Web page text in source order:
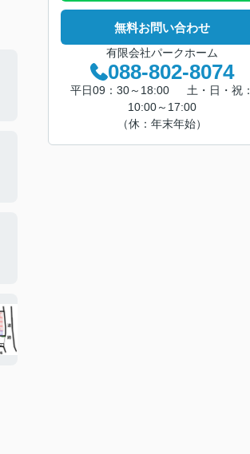
無料お問い合わせ
有限会社パークホーム
088-802-8074
平日09：30～18:00 土・日・祝：
10:00～17:00
（休：年末年始）